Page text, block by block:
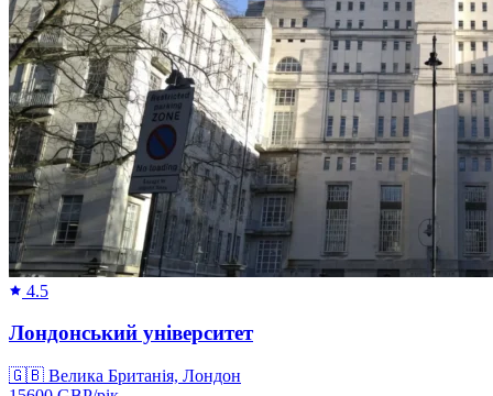
4.5
Лондонський університет
🇬🇧 Велика Британія, Лондон